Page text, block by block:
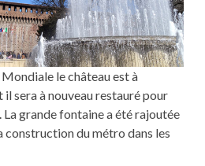
le château est à
il sera à nouveau restauré pour
grande fontaine a été rajoutée
construction du métro dans les